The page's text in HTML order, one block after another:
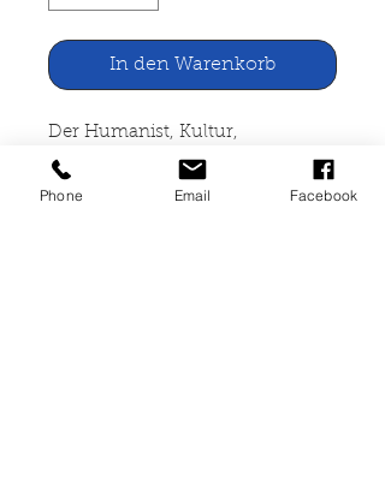
In den Warenkorb
Der Humanist, Kultur,
Weltanschauung, Religion 5/1981
Phone Email Facebook